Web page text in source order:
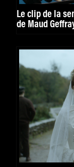
Le clip de la
de Maud